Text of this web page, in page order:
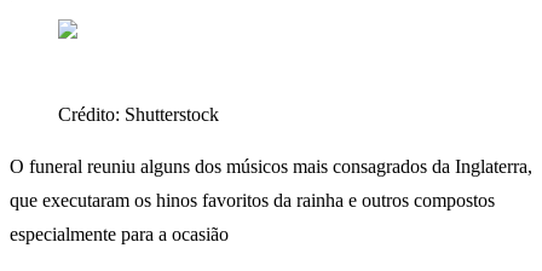
Crédito: Shutterstock
O funeral reuniu alguns dos músicos mais consagrados da Inglaterra,
que executaram os hinos favoritos da rainha e outros compostos
especialmente para a ocasião